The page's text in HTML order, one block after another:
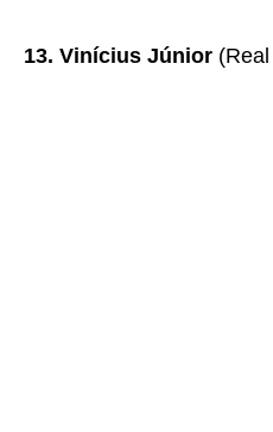
13. Vinícius Júnior